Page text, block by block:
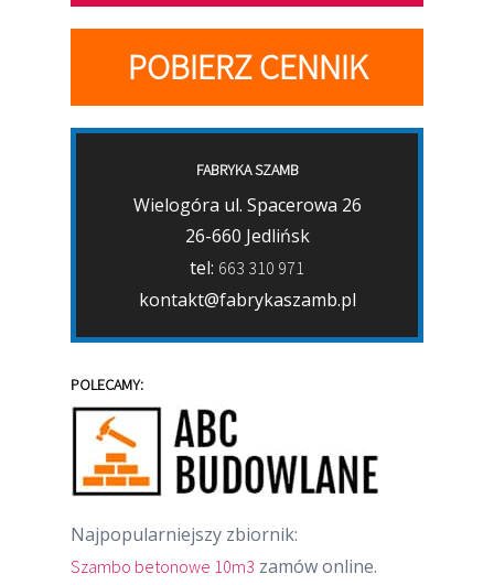
POBIERZ CENNIK
FABRYKA SZAMB
Wielogóra ul. Spacerowa 26
26-660 Jedlińsk
tel: 663 310 971
kontakt@fabrykaszamb.pl
POLECAMY:
Najpopularniejszy zbiornik:
Szambo betonowe 10m3 zamów online.